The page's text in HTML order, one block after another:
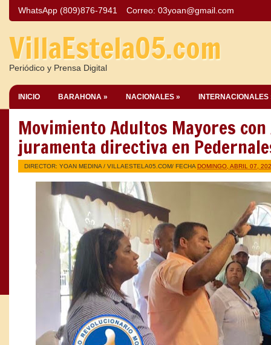
WhatsApp (809)876-7941 Correo: 03yoan@gmail.com
VillaEstela05.com
Periódico y Prensa Digital
INICIO BARAHONA » NACIONALES » INTERNACIONALES
Movimiento Adultos Mayores
juramenta directiva en
DIRECTOR: YOAN MEDINA / VILLAESTELA05.COM/ FECHA DOMINGO, ABRIL 07,